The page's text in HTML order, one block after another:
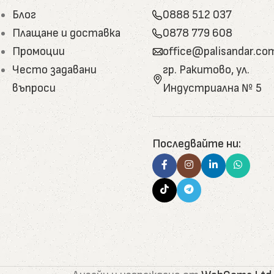
родопска лайсна, криволинейни и с
къщички за домашни любимци, арт декор.
дървесина.
допълнителни елементи. Подходящи за
основата на боров катран, пчелен восък, гъша
използвани за отопление, мулчиране и
развитие и природосъобразност.
да отговорят както на класически, така
Блог
Плащане и доставка
Промоции
Често задавани
въпроси
0888 512 037
0878 779 608
гр. Ракитово, ул.
Индустриална № 5
Последвайте ни: